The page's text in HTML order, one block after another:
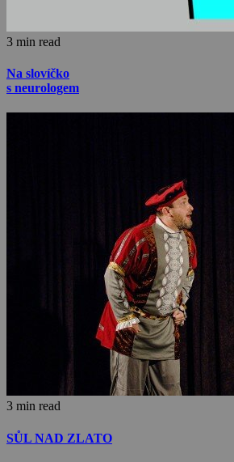
3 min read
Na slovíčko
s neurologem
3 min read
SŮL NAD ZLATO